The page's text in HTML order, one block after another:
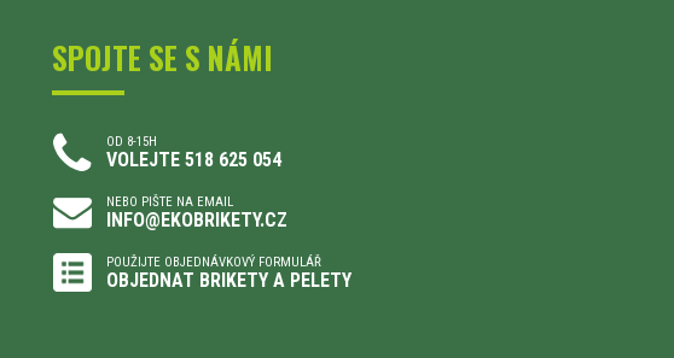
SPOJTE SE S NÁMI
OD 8-15H
VOLEJTE 518 625 054
NEBO PIŠTE NA EMAIL
INFO@EKOBRIKETY.CZ
POUŽIJTE OBJEDNÁVKOVÝ FORMULÁŘ
OBJEDNAT BRIKETY A PELETY